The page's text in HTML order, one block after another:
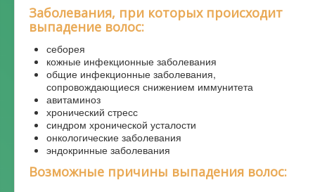
Заболевания, при которых происходит
выпадение волос:
себорея
кожные инфекционные заболевания
общие инфекционные заболевания,
сопровождающиеся снижением иммунитета
авитаминоз
хронический стресс
синдром хронической усталости
онкологические заболевания
эндокринные заболевания
Возможные причины выпадения волос: